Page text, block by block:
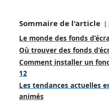
Sommaire de l'article
Le monde des fonds
Où trouver des fonds
Comment installer un
12
Les tendances actuelles
animés